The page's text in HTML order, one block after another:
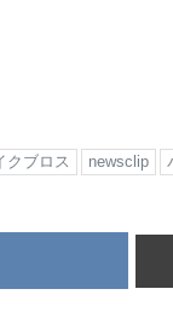
クブロス newsclip